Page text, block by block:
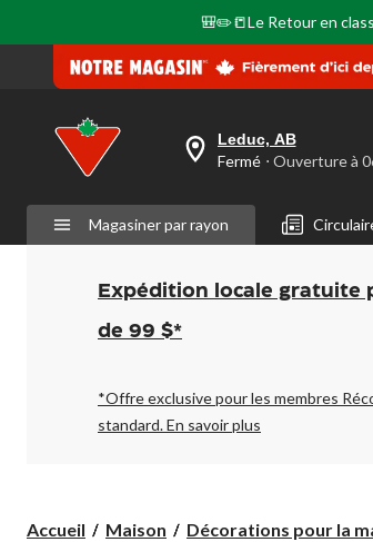
🎒✏️📒Le Retour en
votre
est
Leduc,
AB,
Fermé,
Ouverture
à
pour
changer
Leduc, AB
Fermé ⋅
Magasiner par rayon
Expédition locale gratuite
de 99 $*
*Offre exclusive pour les membres
standard.En savoir plus
Accueil Maison Décorations pour la